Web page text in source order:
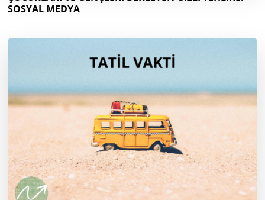
SOSYAL MEDYA